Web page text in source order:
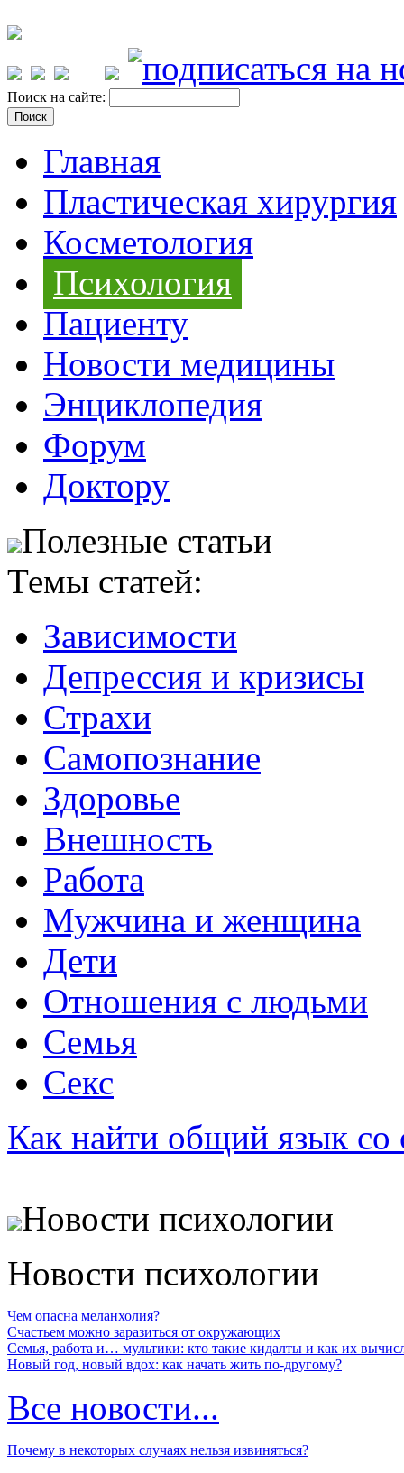
Поиск на сайте:
Главная
Пластическая хирургия
Косметология
Психология
Пациенту
Новости медицины
Энциклопедия
Форум
Доктору
Полезные статьи
Темы статей:
Зависимости
Депрессия и кризисы
Страхи
Самопознание
Здоровье
Внешность
Работа
Мужчина и женщина
Дети
Отношения с людьми
Семья
Секс
Как найти общий язык со
Новости психологии
Новости психологии
Чем опасна меланхолия?
Счастьем можно заразиться от окружающих
Семья, работа и… мультики: кто такие кидалты и как их
Новый год, новый вдох: как начать жить по-другому?
Все новости...
Почему в некоторых случаях нельзя извиняться?